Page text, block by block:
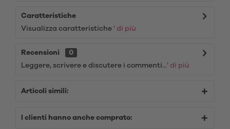
Caratteristiche
Visualizza caratteristiche ' di più
Recensioni
0
Leggere, scrivere e discutere i commenti...' di più
Articoli simili:
I clienti hanno anche comprato: